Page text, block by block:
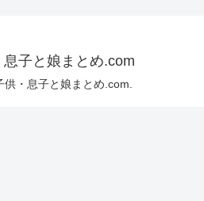
子と娘まとめ.com
・息子と娘まとめ.com.